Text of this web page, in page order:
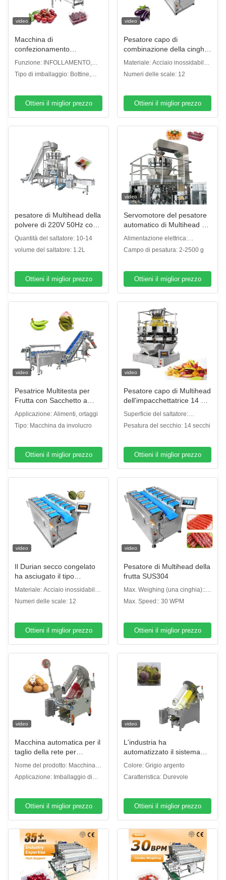
video
Macchina di
confezionamento
automatico di frutta
confezionamento in scatole
mele di kumquat
Funzione: INFOLLAMENTO,
avvolgimento, rivestimento,
Tipo di imballaggio: Bottine,
Ottieni il miglior prezzo
video
Pesatore capo di
combinazione della cinghia
della testa 14 di industriale
melanzana del cereale
Materiale: Acciaio inossidabile
SUS304
Numeri delle scale: 12
Ottieni il miglior prezzo
pesatore di Multihead della
polvere di 220V 50Hz con il
saltatore 1.2L 90 volte/min
Quantità del saltatore: 10-14
volume del saltatore: 1.2L
Ottieni il miglior prezzo
video
Servomotore del pesatore
automatico di Multihead di
accuratezza che guida la
dell'insalata degli ortaggi
Alimentazione elettrica:
220V/50Hz
Campo di pesatura: 2-2500 g
Ottieni il miglior prezzo
video
Pesatrice Multitesta per
Frutta con Sacchetto a
Rete Semi-Automatica
Applicazione: Alimenti, ortaggi
Tipo: Macchina da involucro
Ottieni il miglior prezzo
video
Pesatore capo di Multihead
dell'impacchettatrice 14 del
pomodoro di acciaio
inossidabile 304
Superficie del saltatore:
Saltatore normale del piatto
Pesatura del secchio: 14 secchi
Ottieni il miglior prezzo
video
Il Durian secco congelato
ha asciugato il tipo
manuale della cinghia
combinazione del pesatore
manghi
Materiale: Acciaio inossidabile
SUS304
Numeri delle scale: 12
Ottieni il miglior prezzo
video
Pesatore di Multihead della
frutta SUS304
Max. Weighing (una cinghia)::
2000g
Max. Speed:: 30 WPM
Ottieni il miglior prezzo
video
Macchina automatica per il
taglio della rete per
l'imballaggio di sacchetti in
rete di agrumi, patate e
cipolle
Nome del prodotto: Macchina
per il ritaglio della rete
Applicazione: Imballaggio di
Ottieni il miglior prezzo
video
L'industria ha
automatizzato il sistema
d'imballaggio Mesh Bag
Netting Packaging Machine
per l'arancia
Colore: Grigio argento
Caratteristica: Durevole
Ottieni il miglior prezzo